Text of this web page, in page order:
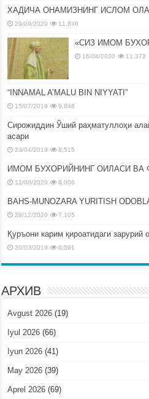
ХАДИЧА ОНАМИЗНИНГ ИСЛОМ
29/09/2020 11,646
«СИЗ ИМОМ
16/04/2020 11,372
“INNAMAL A’MALU BIN NIYYATI”
15/07/2019 9,648
Сирожиддин Ўший раҳматуллоҳи
асари
23/04/2019 8,515
ИМОМ БУХОРИЙНИНГ ОИЛАСИ ВА
12/08/2020 8,006
BAHS-MUNOZARA YURITISH
29/12/2020 7,105
Қуръони карим қироатидаги зарурий
20/03/2019 6,591
АРХИВ
Avgust 2026 (19)
Iyul 2026 (66)
Iyun 2026 (41)
May 2026 (39)
Aprel 2026 (69)